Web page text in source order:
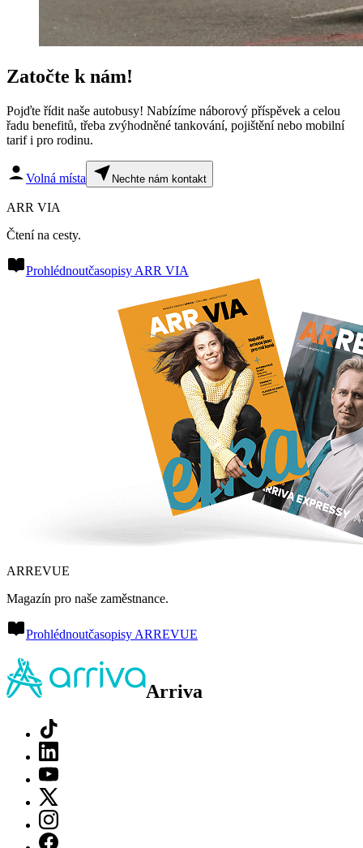
Zatočte k nám!
Pojďte řídit naše autobusy! Nabízíme náborový příspěvek a celou
řadu benefitů, třeba zvýhodněné tankování, pojištění nebo mobilní
tarif i pro rodinu.
Volná místa Nechte nám kontakt
ARR VIA
Čtení na cesty.
Prohlédnoutčasopisy ARR VIA
ARREVUE
Magazín pro naše zaměstnance.
Prohlédnoutčasopisy ARREVUE
Arriva